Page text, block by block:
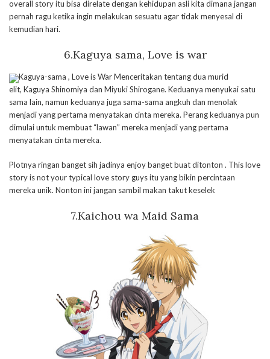
overall story itu bisa direlate dengan kehidupan asli kita dimana jangan
pernah ragu ketika ingin melakukan sesuatu agar tidak menyesal di
kemudian hari.
6.Kaguya sama, Love is war
Kaguya-sama , Love is War Menceritakan tentang dua murid
elit, Kaguya Shinomiya dan Miyuki Shirogane. Keduanya menyukai satu
sama lain, namun keduanya juga sama-sama angkuh dan menolak
menjadi yang pertama menyatakan cinta mereka. Perang keduanya pun
dimulai untuk membuat “lawan” mereka menjadi yang pertama
menyatakan cinta mereka.
Plotnya ringan banget sih jadinya enjoy banget buat ditonton . This love
story is not your typical love story guys itu yang bikin percintaan
mereka unik. Nonton ini jangan sambil makan takut keselek
7.Kaichou wa Maid Sama